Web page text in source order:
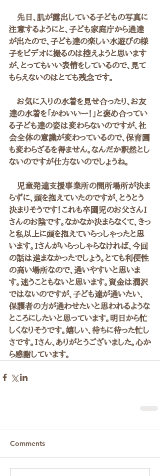
先日、肌が露出している子どもの写真に
注意するようにと、子ども家庭庁から通達
が出たので、子ども達の楽しい水遊びの様
子をビデオに撮るのは控えようと思います
が、とってもいい表情をしているので、見て
もらえないのはとても残念です。
お気に入りの水着を見せ合ったり、お友
達の水着を「かわいいー！」と褒め合ってい
る子ども達の姿は変わらないのですが、社
会全体の意識が変わっているので、保育園
も変わらざるを得ません。なんだか釈然とし
ないのですが仕方ないのでしょうね。
児童発達支援事業所の開所場所が決ま
らずに、頭を抱えていたのですが、とうとう
決まりそうです！これも卒園児のお父さんI
さんのお陰です。なかなか決まらなくて、きっ
と私以上に頭を抱えていらっしゃったと思
います。Iさんがいらっしゃらなければ、今回
の話は進まなかったでしょう。とても利便性
の高い場所なので、通いやすいと思いま
す。迷うこともないと思います。資金は潤沢
ではないのですが、子ども達が通いたい、
保護者の方が通わせたいと思われるような
ところにしたいと思っています。明日から忙
しくなりそうです。嬉しい、待ちに待った忙し
さです。Iさん、ありがとうございました。心か
ら感謝しています。
Comments